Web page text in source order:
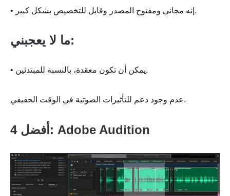
• إنه مجاني ومفتوح المصدر وقابل للتخصيص بشكل كبير.
ما لا يعجبني:
• يمكن أن تكون معقدة، بالنسبة للمبتدئين.
عدم وجود دعم للتأثيرات الصوتية في الوقت الحقيقي.
أفضل 4: Adobe Audition